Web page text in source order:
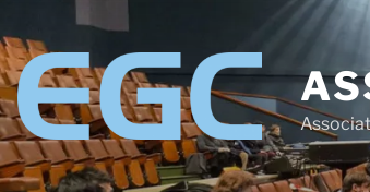
au
contenu
principal